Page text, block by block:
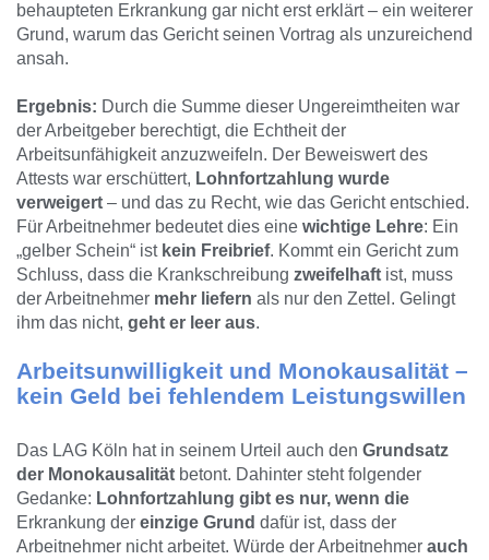
behaupteten Erkrankung gar nicht erst erklärt – ein weiterer
Grund, warum das Gericht seinen Vortrag als unzureichend
ansah.
Ergebnis: Durch die Summe dieser Ungereimtheiten war
der Arbeitgeber berechtigt, die Echtheit der
Arbeitsunfähigkeit anzuzweifeln. Der Beweiswert des
Attests war erschüttert, Lohnfortzahlung wurde
verweigert – und das zu Recht, wie das Gericht entschied.
Für Arbeitnehmer bedeutet dies eine wichtige Lehre: Ein
„gelber Schein“ ist kein Freibrief. Kommt ein Gericht zum
Schluss, dass die Krankschreibung zweifelhaft ist, muss
der Arbeitnehmer mehr liefern als nur den Zettel. Gelingt
ihm das nicht, geht er leer aus.
Arbeitsunwilligkeit und Monokausalität –
kein Geld bei fehlendem Leistungswillen
Das LAG Köln hat in seinem Urteil auch den Grundsatz
der Monokausalität betont. Dahinter steht folgender
Gedanke: Lohnfortzahlung gibt es nur, wenn die
Erkrankung der einzige Grund dafür ist, dass der
Arbeitnehmer nicht arbeitet. Würde der Arbeitnehmer auch